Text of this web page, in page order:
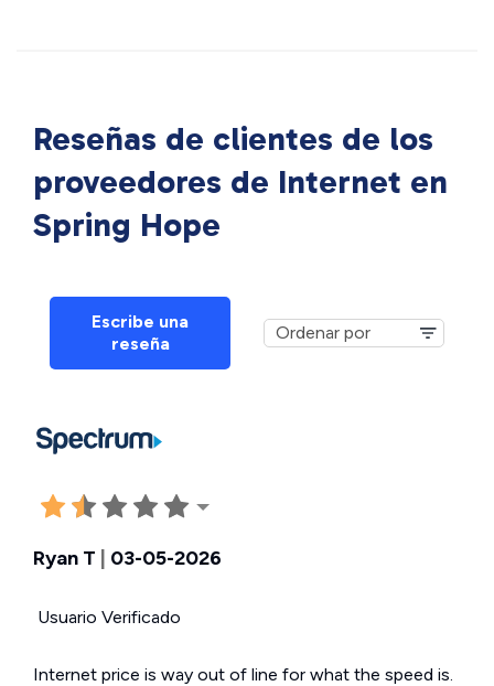
Reseñas de clientes de los
proveedores de Internet en
Spring Hope
Escribe una
reseña
Ryan T 03-05-2026
Usuario Verificado
Internet price is way out of line for what the speed is.